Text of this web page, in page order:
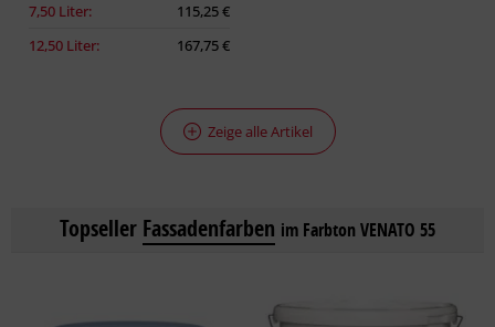
7,50 Liter:
115,25 €
12,50 Liter:
167,75 €
Zeige alle Artikel
Topseller Fassadenfarben im Farbton VENATO 55